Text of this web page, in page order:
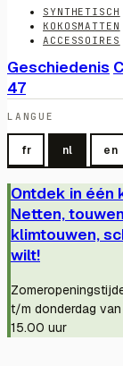
SYNTHETISCH
KOKOSMATTEN
ACCESSOIRES
Geschiedenis
47
LANGUE
fr nl en
Ontdek in één
Netten,
klimtouwen,
wilt!
t/m donderdag
15.00 uur